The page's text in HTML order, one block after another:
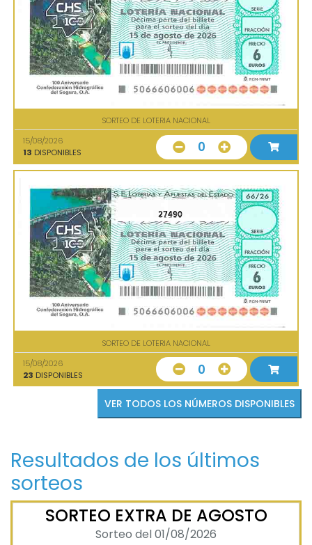
SORTEO DE LOTERIA NACIONAL
15/08/2026
13 DISPONIBLES 0
27490
SORTEO DE LOTERIA NACIONAL
15/08/2026
23 DISPONIBLES 0
VER TODOS LOS NÚMEROS DISPONIBLES
Resultados de los últimos
sorteos
SORTEO EXTRA DE AGOSTO
Sorteo del 01/08/2026